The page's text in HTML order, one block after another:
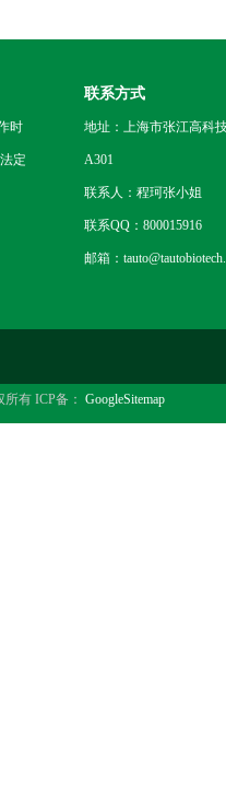
时
定
联系方式
地址：上海市张江高科
A301
联系人：程珂张小姐
联系QQ：800015916
邮箱：
有 ICP备： GoogleSitemap